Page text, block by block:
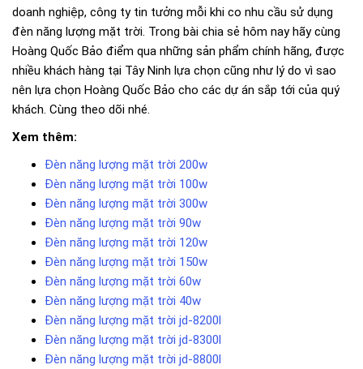
doanh nghiệp, công ty tin tưởng mỗi khi co nhu cầu sử dụng
đèn năng lượng mặt trời. Trong bài chia sẻ hôm nay hãy cùng
Hoàng Quốc Bảo điểm qua những sản phẩm chính hãng, được
nhiều khách hàng tại Tây Ninh lựa chọn cũng như lý do vì sao
nên lựa chọn Hoàng Quốc Bảo cho các dự án sắp tới của quý
khách. Cùng theo dõi nhé.
Xem thêm:
Đèn năng lượng mặt trời 200w
Đèn năng lượng mặt trời 100w
Đèn năng lượng mặt trời 300w
Đèn năng lượng mặt trời 90w
Đèn năng lượng mặt trời 120w
Đèn năng lượng mặt trời 150w
Đèn năng lượng mặt trời 60w
Đèn năng lượng mặt trời 40w
Đèn năng lượng mặt trời jd-8200l
Đèn năng lượng mặt trời jd-8300l
Đèn năng lượng mặt trời jd-8800l